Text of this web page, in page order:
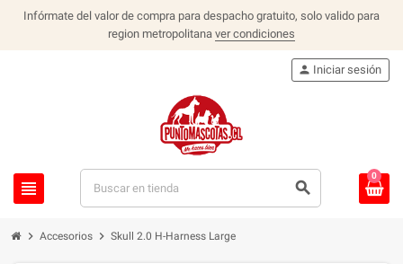
Infórmate del valor de compra para despacho gratuito, solo valido para
region metropolitana ver condiciones
view_headline search
person Iniciar sesión
0
chevron_right Accesorios chevron_right Skull 2.0 H-Harness Large